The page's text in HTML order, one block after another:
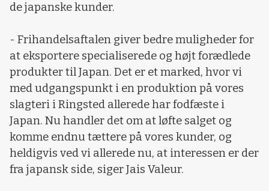
de japanske kunder.
- Frihandelsaftalen giver bedre muligheder for
at eksportere specialiserede og højt forædlede
produkter til Japan. Det er et marked, hvor vi
med udgangspunkt i en produktion på vores
slagteri i Ringsted allerede har fodfæste i
Japan. Nu handler det om at løfte salget og
komme endnu tættere på vores kunder, og
heldigvis ved vi allerede nu, at interessen er der
fra japansk side, siger Jais Valeur.